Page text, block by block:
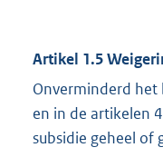
Artikel 1.5
Onverminderd het
en in de artikelen
subsidie geheel of